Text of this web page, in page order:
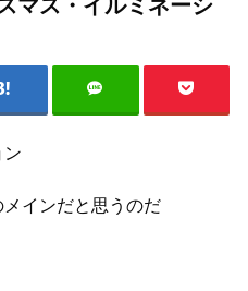
マス・イルミネーシ
ン
インだと思うのだ